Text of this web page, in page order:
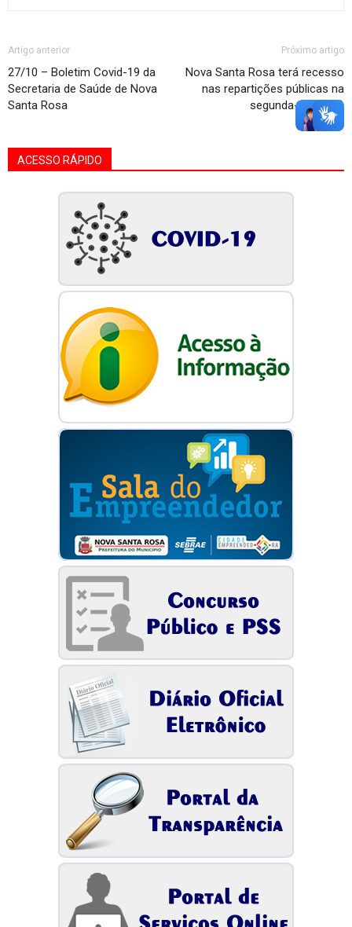
Artigo anterior
27/10 – Boletim Covid-19 da
Secretaria de Saúde de Nova
Santa Rosa
Próximo artigo
Nova Santa Rosa terá recesso
nas repartições públicas na
segunda-feira (1°)
ACESSO RÁPIDO